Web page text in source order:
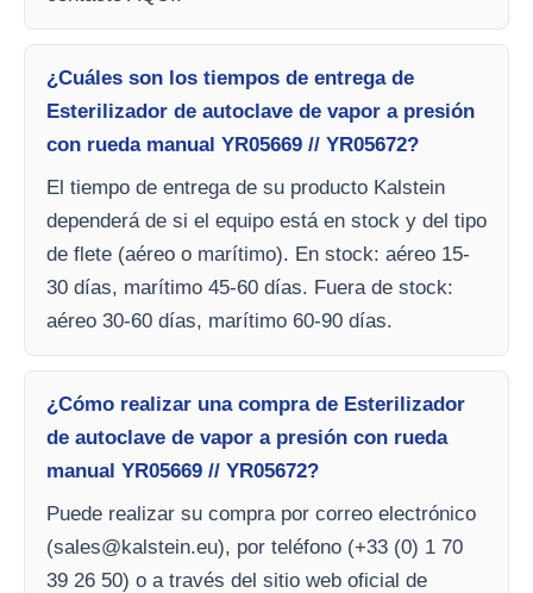
¿Cuáles son los tiempos de entrega de
Esterilizador de autoclave de vapor a presión
con rueda manual YR05669 // YR05672?
El tiempo de entrega de su producto Kalstein
dependerá de si el equipo está en stock y del tipo
de flete (aéreo o marítimo). En stock: aéreo 15-
30 días, marítimo 45-60 días. Fuera de stock:
aéreo 30-60 días, marítimo 60-90 días.
¿Cómo realizar una compra de Esterilizador
de autoclave de vapor a presión con rueda
manual YR05669 // YR05672?
Puede realizar su compra por correo electrónico
(sales@kalstein.eu), por teléfono (+33 (0) 1 70
39 26 50) o a través del sitio web oficial de